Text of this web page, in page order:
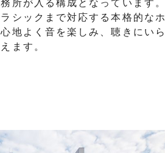
所が入る構成となっています。
シックまで対応する本格的なホ
地よく音を楽しみ、聴きにいら
ます。